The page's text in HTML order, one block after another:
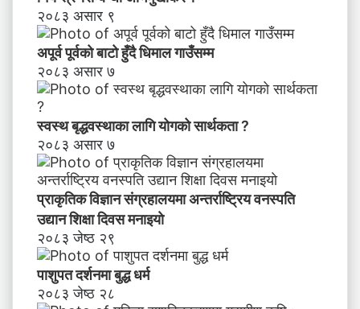
२०८३ असार ९
अपूर्व पूर्वको बाटो हुँदै धिमाल गाउँसम्म
२०८३ असार ७
स्वस्थ बृद्धवस्थाका लागि योगको सार्थकता ?
२०८३ असार ७
प्राकृतिक विज्ञान संग्रहालयमा अन्तर्राष्ट्रिय वनस्पति
उद्यान शिक्षा दिवस मनाइयाे
२०८३ जेष्ठ २९
पाशुपत दर्शनमा बुद्ध धर्म​
२०८३ जेष्ठ २८